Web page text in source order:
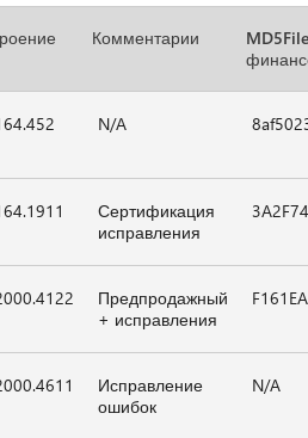
Комментарии
N/A
Сертификация
исправления
Предпродажный
+ исправления
Исправление
ошибок
N/A